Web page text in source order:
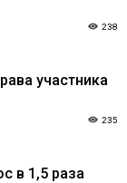
238
участника
235
в 1,5 раза